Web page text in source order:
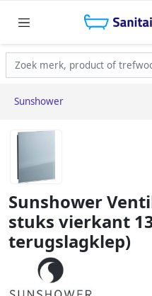
Sunshower
Sunshower
stuks vierkant
terugslagklep)